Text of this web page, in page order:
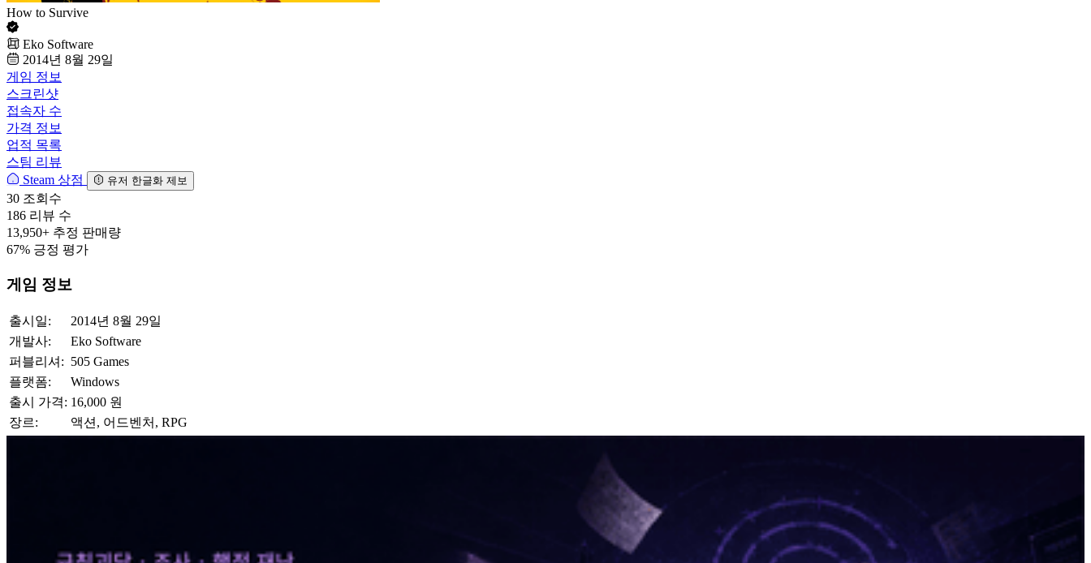
How to Survive
Eko Software
2014년 8월 29일
게임 정보
스크린샷
접속자 수
가격 정보
업적 목록
스팀 리뷰
Steam 상점
유저 한글화 제보
30 조회수
186 리뷰 수
13,950+ 추정 판매량
67% 긍정 평가
게임 정보
출시일:
2014년 8월 29일
개발사:
Eko Software
퍼블리셔: 505 Games
플랫폼:
Windows
출시 가격: 16,000 원
장르:
액션, 어드벤처, RPG